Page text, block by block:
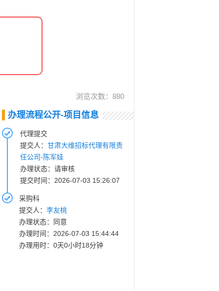
浏览次数： 880
办理流程公开-项目信息
代理提交
提交人： 甘肃大维招标代理有限责
任公司-陈军娃
办理状态：请审核
提交时间：2026-07-03 15:26:07
采购科
提交人： 李友桃
办理状态：同意
办理时间：2026-07-03 15:44:44
办理用时：0天0小时18分钟